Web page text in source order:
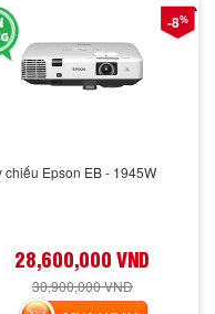
-8%
chiếu Epson EB - 1945W
28,600,000 VND
30,900,000 VND